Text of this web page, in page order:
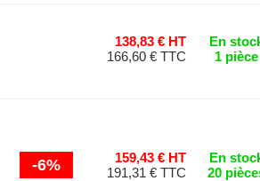
138,83 € HT
166,60 € TTC
En
1 pièce
-6%
159,43 € HT
191,31 € TTC
En
20